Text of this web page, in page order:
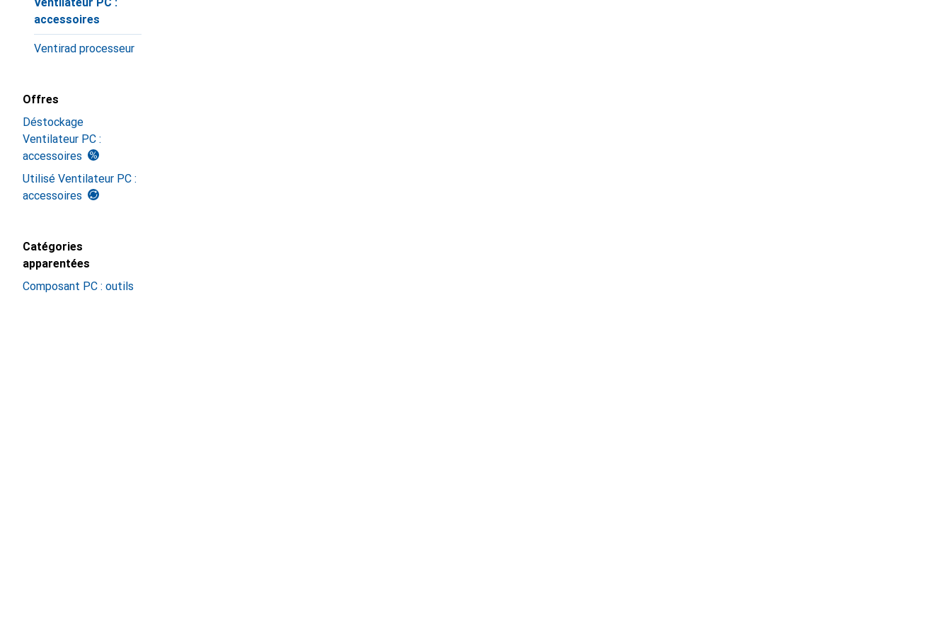
accessoires
Ventirad processeur
Offres
Déstockage
Ventilateur PC :
accessoires
Utilisé Ventilateur PC :
accessoires
Catégories
apparentées
Composant PC : outils